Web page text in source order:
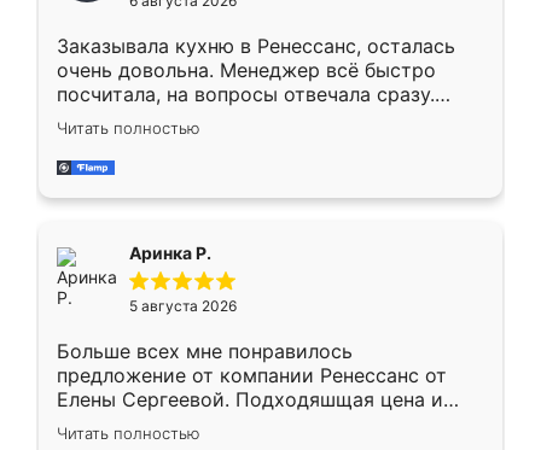
мебели буду заказывать только здесь.
Заказывала кухню в Ренессанс, осталась
очень довольна. Менеджер всё быстро
посчитала, на вопросы отвечала сразу.
Замерщик приехал в субботу, подошёл к
делу со всей ответственностью. Собрали
за день, ребята работали аккуратно, даже
Читать полностью
Аринка Р.
5 августа 2026
Больше всех мне понравилось
предложение от компании Ренессанс от
Елены Сергеевой. Подходяшщая цена и
короткие сроки изготовления. Приехавший
Читать полностью